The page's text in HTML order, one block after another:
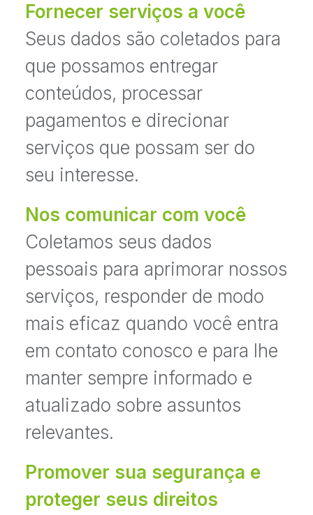
Fornecer serviços a você
Seus dados são coletados para
que possamos entregar
conteúdos, processar
pagamentos e direcionar
serviços que possam ser do
seu interesse.
Nos comunicar com você
Coletamos seus dados
pessoais para aprimorar nossos
serviços, responder de modo
mais eficaz quando você entra
em contato conosco e para lhe
manter sempre informado e
atualizado sobre assuntos
relevantes.
Promover sua segurança e
proteger seus direitos